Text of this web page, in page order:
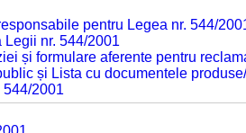
pentru Legea nr. 544/
nr. 544/2001
și formulare aferente pentru
și Lista cu documentele
2001